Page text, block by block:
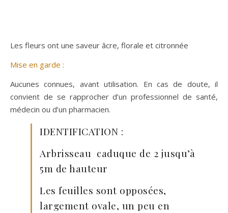
Les fleurs ont une saveur âcre, florale et citronnée
Mise en garde :
Aucunes connues, avant utilisation. En cas de doute, il
convient de se rapprocher d’un professionnel de santé,
médecin ou d’un pharmacien.
IDENTIFICATION :
Arbrisseau caduque de 2 jusqu’à
5m de hauteur
Les feuilles sont opposées,
largement ovale, un peu en